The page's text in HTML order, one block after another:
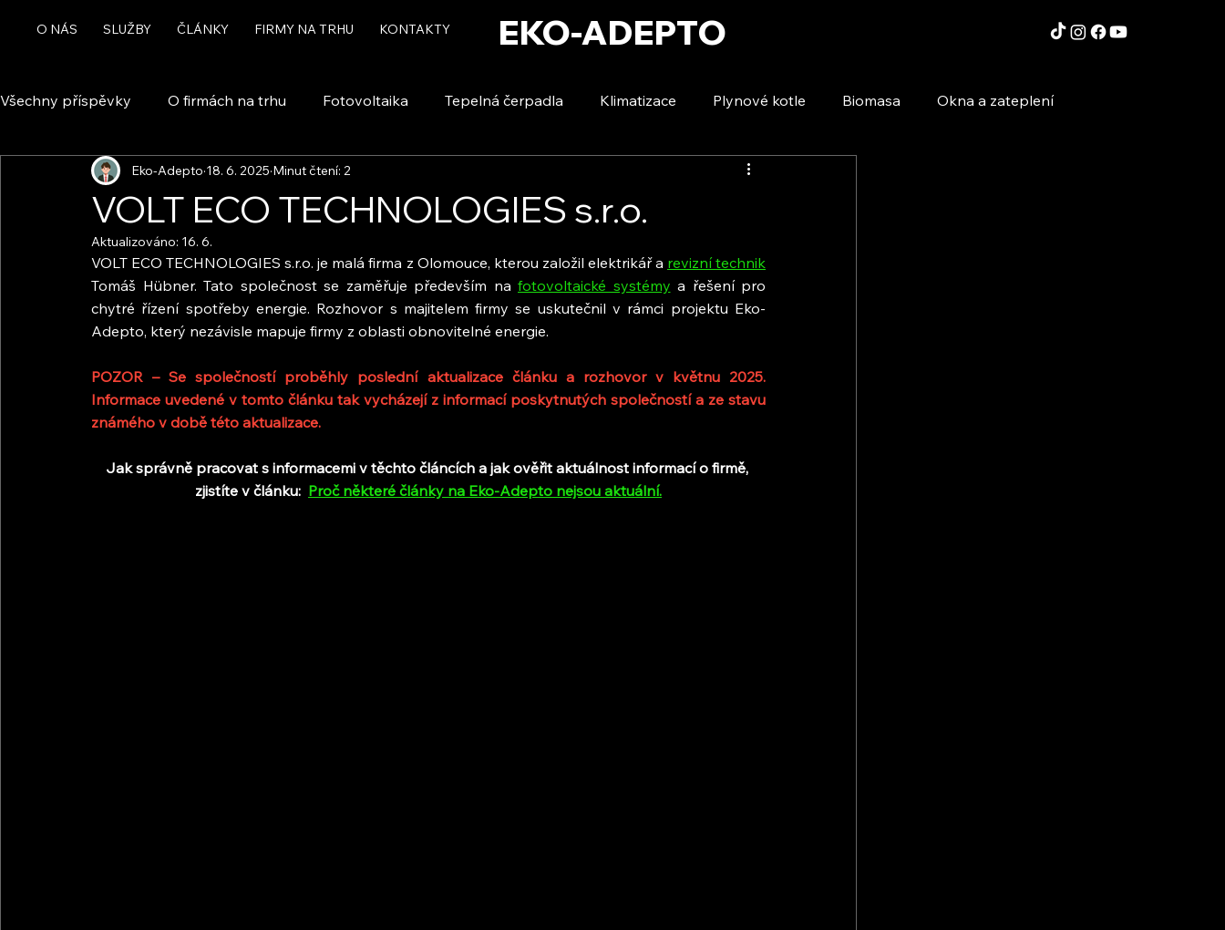
O NÁS SLUŽBY ČLÁNKY FIRMY NA TRHU KONTAKTY EKO-ADEPTO
Všechny příspěvky O firmách na trhu Fotovoltaika Tepelná čerpadla Klimatizace Plynové kotle Biomasa Okna a zateplení
Rekuperace a větrání Chytrá domácnost a automatizace Voda a úspory
VOLT ECO TECHNOLOGIES s.r.o.
Eko-Adepto 18. 6. 2025 Minut čtení: 2
Aktualizováno: 16. 6.
VOLT ECO TECHNOLOGIES s.r.o. je malá firma z Olomouce, kterou založil elektrikář a revizní technik
Tomáš Hübner. Tato společnost se zaměřuje především na fotovoltaické systémy a řešení pro
chytré řízení spotřeby energie. Rozhovor s majitelem firmy se uskutečnil v rámci projektu Eko-
Adepto, který nezávisle mapuje firmy z oblasti obnovitelné energie.
POZOR – Se společností proběhly poslední aktualizace článku a rozhovor v květnu 2025.
Informace uvedené v tomto článku tak vycházejí z informací poskytnutých společností a ze stavu
známého v době této aktualizace.
Jak správně pracovat s informacemi v těchto článcích a jak ověřit aktuálnost informací o firmě,
zjistíte v článku: Proč některé články na Eko-Adepto nejsou aktuální.